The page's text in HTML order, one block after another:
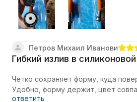
Петров Михаил Иванови
Гибкий излив в
Четко сохраняет форму, куда
Удобно, форму держит, цвет
ответить